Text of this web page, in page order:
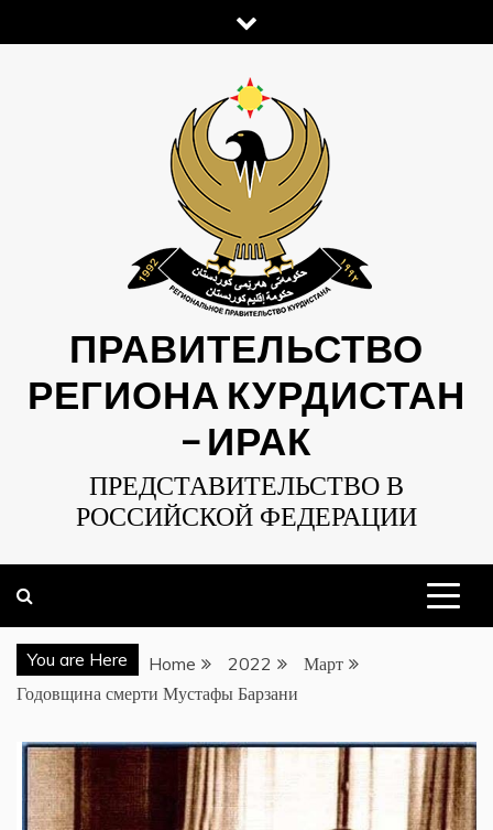
to
ПРАВИТЕЛЬСТВО
РЕГИОНА КУРДИСТАН
— ИРАК
ПРЕДСТАВИТЕЛЬСТВО В
РОССИЙСКОЙ ФЕДЕРАЦИИ
You are Here Home 2022
Март
Годовщина смерти Мустафы Барзани